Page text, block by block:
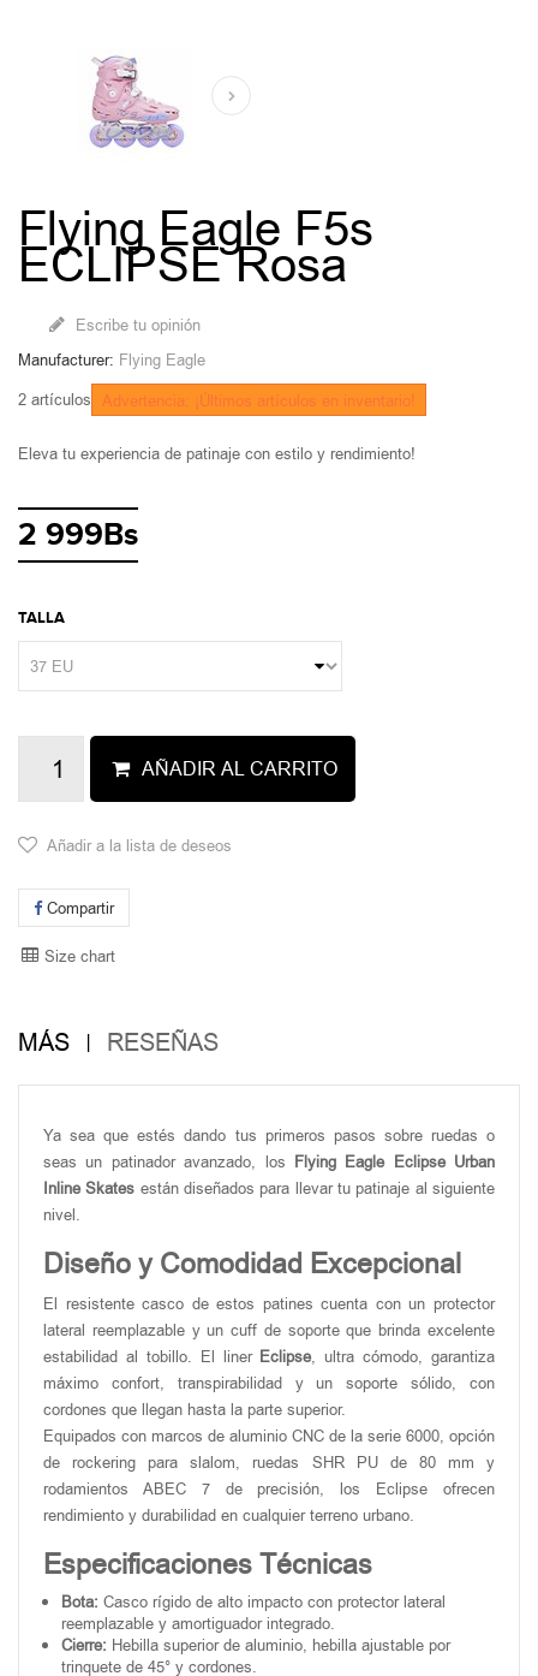
Flying Eagle F5s
ECLIPSE Rosa
Escribe tu opinión
Manufacturer: Flying Eagle
2 artículos Advertencia: ¡Últimos artículos en inventario!
Eleva tu experiencia de patinaje con estilo y rendimiento!
2 999Bs
TALLA
AÑADIR AL CARRITO
Añadir a la lista de deseos
Compartir
Size chart
MÁS RESEÑAS
Ya sea que estés dando tus primeros pasos sobre ruedas o
seas un patinador avanzado, los Flying Eagle Eclipse Urban
Inline Skates están diseñados para llevar tu patinaje al siguiente
nivel.
Diseño y Comodidad Excepcional
El resistente casco de estos patines cuenta con un protector
lateral reemplazable y un cuff de soporte que brinda excelente
estabilidad al tobillo. El liner Eclipse, ultra cómodo, garantiza
máximo confort, transpirabilidad y un soporte sólido, con
cordones que llegan hasta la parte superior.
Equipados con marcos de aluminio CNC de la serie 6000, opción
de rockering para slalom, ruedas SHR PU de 80 mm y
rodamientos ABEC 7 de precisión, los Eclipse ofrecen
rendimiento y durabilidad en cualquier terreno urbano.
Especificaciones Técnicas
Bota: Casco rígido de alto impacto con protector lateral
reemplazable y amortiguador integrado.
Cierre: Hebilla superior de aluminio, hebilla ajustable por
trinquete de 45° y cordones.